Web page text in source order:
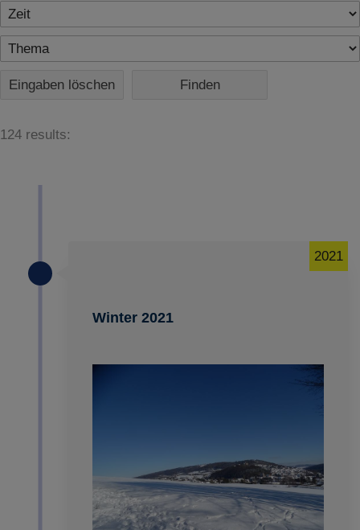
Eingaben löschen
124 results:
Winter 2021
2021